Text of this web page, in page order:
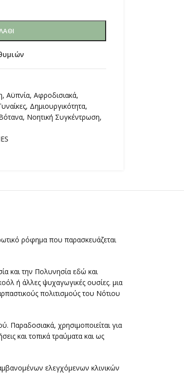
, Αϋπνία, Αφροδισιακά,
, Δημιουργικότητα,
, Νοητική Συγκέντρωση,
ρόφημα που παρασκευάζεται
και την Πολυνησία εδώ και
ή άλλες ψυχαγωγικές ουσίες. μια
πολιτισμούς του Νότιου
Παραδοσιακά, χρησιμοποιείται για
και τοπικά τραύματα και ως
ελεγχόμενων κλινικών